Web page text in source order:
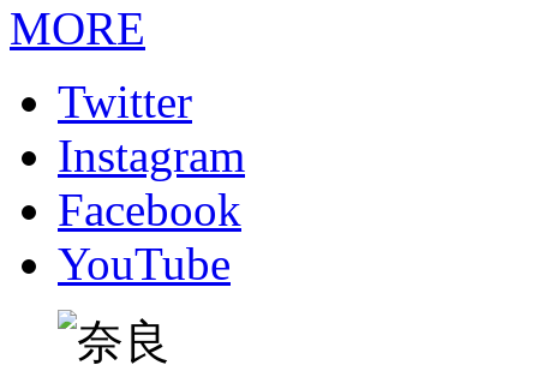
MORE
Twitter
Instagram
Facebook
YouTube